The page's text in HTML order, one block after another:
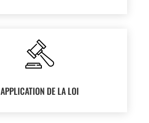
APPLICATION DE LA LOI